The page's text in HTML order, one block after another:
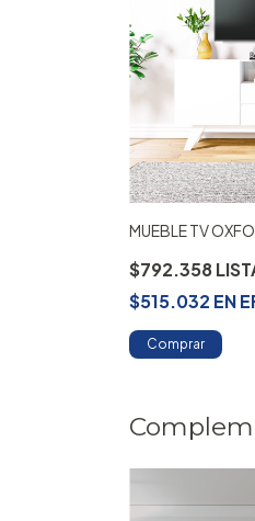
MUEBLE TV
$792.358
$515.032 EN
Comprar